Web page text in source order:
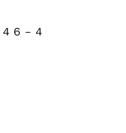
６－４